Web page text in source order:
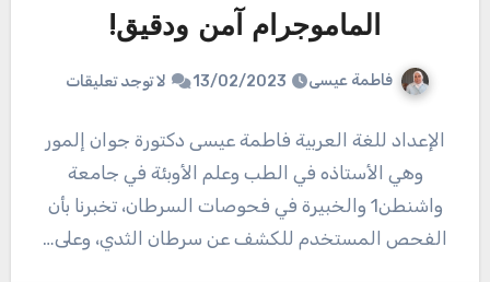
الماموجرام آمن ودقيق!
فاطمة عيسى 13/02/2023 لا توجد تعليقات
الإعداد للغة العربية فاطمة عيسى دكتورة جوان إلمور
وهي الأستاذه في الطب وعلم الأوبئة في جامعة
واشنطن1 والخبيرة في فحوصات السرطان، تخبرنا بأن
الفحص المستخدم للكشف عن سرطان الثدي، وعلى…